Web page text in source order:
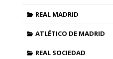
REAL MADRID
ATLÉTICO DE MADRID
REAL SOCIEDAD